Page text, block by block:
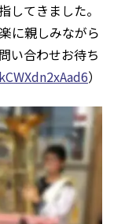
してきました。
に親しみながら
い合わせお待ち
）